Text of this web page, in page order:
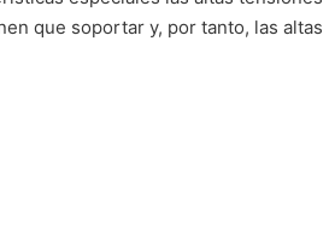
que soportar y, por tanto, las altas